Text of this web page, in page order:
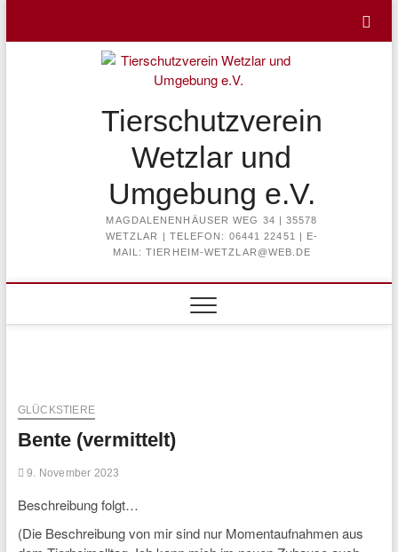
content
Tierschutzverein
Wetzlar und
Umgebung e.V.
MAGDALENENHÄUSER WEG 34 | 35578
WETZLAR | TELEFON: 06441 22451 | E-
MAIL: TIERHEIM-WETZLAR@WEB.DE
GLÜCKSTIERE
Bente (vermittelt)
9. November 2023
Beschreibung folgt…
(Die Beschreibung von mir sind nur Momentaufnahmen aus